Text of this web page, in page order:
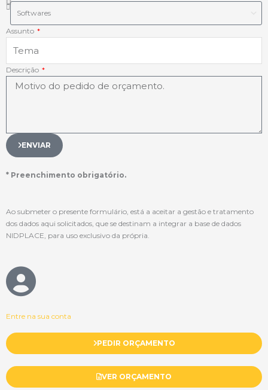
Assunto
Descrição
ENVIAR
* Preenchimento obrigatório.
Ao submeter o presente formulário, está a aceitar a gestão e tratamento
dos dados aqui solicitados, que se destinam a integrar a base de dados
NIDPLACE, para uso exclusivo da própria.
Entre na sua conta
PEDIR ORÇAMENTO
VER ORÇAMENTO